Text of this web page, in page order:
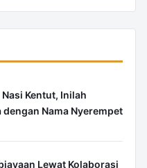
Kentut, Inilah
Nama Nyerempet
Lewat Kolaborasi